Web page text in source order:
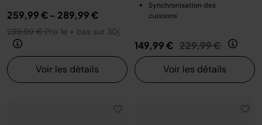
259,99 €- 289,99 €
239,99 €Prix le + bas sur 30j
Voir les détails
Synchronisation des
cuissons
149,99 € Prix réduit de
229,99 € au
Voir les détails